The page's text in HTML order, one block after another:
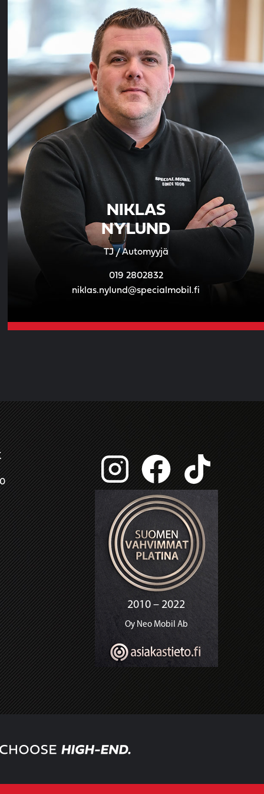
NIKLAS
NYLUND
TJ / Automyyjä
019 2802832
niklas.nylund@specialmobil.fi